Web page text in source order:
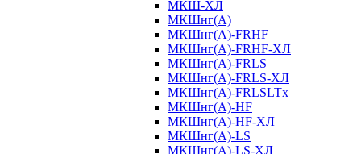
МКШ-ХЛ
МКШнг(А)
МКШнг(А)-FRHF
МКШнг(А)-FRHF-ХЛ
МКШнг(А)-FRLS
МКШнг(А)-FRLS-ХЛ
МКШнг(А)-FRLSLTx
МКШнг(А)-HF
МКШнг(А)-HF-ХЛ
МКШнг(А)-LS
МКШнг(А)-LS-ХЛ